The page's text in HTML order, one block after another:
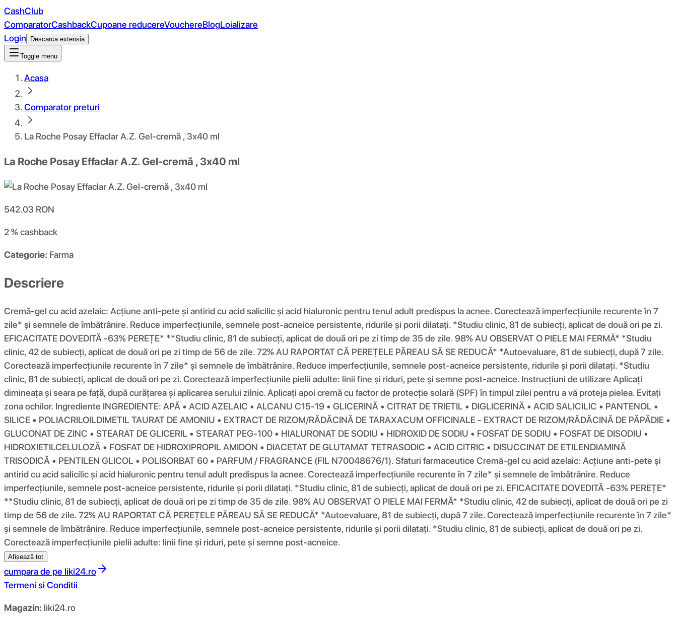
CashClub
ComparatorCashbackCupoane reducereVouchereBlogLoializare
Login
Descarca extensia
Toggle menu
Acasa
Comparator preturi
La Roche Posay Effaclar A.Z. Gel-cremă , 3x40 ml
La Roche Posay Effaclar A.Z. Gel-cremă , 3x40 ml
542.03 RON
2 %cashback
Categorie: Farma
Descriere
Cremă-gel cu acid azelaic: Acțiune anti-pete și antirid cu acid salicilic și acid hialuronic pentru tenul adult predispus la acnee. Corectează imperfecțiunile recurente în 7
zile* și semnele de îmbătrânire. Reduce imperfecțiunile, semnele post-acneice persistente, ridurile și porii dilatați. *Studiu clinic, 81 de subiecți, aplicat de două ori pe zi.
EFICACITATE DOVEDITĂ -63% PEREȚE* **Studiu clinic, 81 de subiecți, aplicat de două ori pe zi timp de 35 de zile. 98% AU OBSERVAT O PIELE MAI FERMĂ* *Studiu
clinic, 42 de subiecți, aplicat de două ori pe zi timp de 56 de zile. 72% AU RAPORTAT CĂ PEREȚELE PĂREAU SĂ SE REDUCĂ* *Autoevaluare, 81 de subiecți, după 7 zile.
Corectează imperfecțiunile recurente în 7 zile* și semnele de îmbătrânire. Reduce imperfecțiunile, semnele post-acneice persistente, ridurile și porii dilatați. *Studiu
clinic, 81 de subiecți, aplicat de două ori pe zi. Corectează imperfecțiunile pielii adulte: linii fine și riduri, pete și semne post-acneice. Instrucțiuni de utilizare Aplicați
dimineața și seara pe față, după curățarea și aplicarea serului zilnic. Aplicați apoi cremă cu factor de protecție solară (SPF) în timpul zilei pentru a vă proteja pielea. Evitați
zona ochilor. Ingrediente INGREDIENTE: APĂ • ACID AZELAIC • ALCANU C15-19 • GLICERINĂ • CITRAT DE TRIETIL • DIGLICERINĂ • ACID SALICILIC • PANTENOL •
SILICE • POLIACRILOILDIMETIL TAURAT DE AMONIU • EXTRACT DE RIZOM/RĂDĂCINĂ DE TARAXACUM OFFICINALE - EXTRACT DE RIZOM/RĂDĂCINĂ DE PĂPĂDIE •
GLUCONAT DE ZINC • STEARAT DE GLICERIL • STEARAT PEG-100 • HIALURONAT DE SODIU • HIDROXID DE SODIU • FOSFAT DE SODIU • FOSFAT DE DISODIU •
HIDROXIETILCELULOZĂ • FOSFAT DE HIDROXIPROPIL AMIDON • DIACETAT DE GLUTAMAT TETRASODIC • ACID CITRIC • DISUCCINAT DE ETILENDIAMINĂ
TRISODICĂ • PENTILEN GLICOL • POLISORBAT 60 • PARFUM / FRAGRANCE (FIL N70048676/1). Sfaturi farmaceutice Cremă-gel cu acid azelaic: Acțiune anti-pete și
antirid cu acid salicilic și acid hialuronic pentru tenul adult predispus la acnee. Corectează imperfecțiunile recurente în 7 zile* și semnele de îmbătrânire. Reduce
imperfecțiunile, semnele post-acneice persistente, ridurile și porii dilatați. *Studiu clinic, 81 de subiecți, aplicat de două ori pe zi. EFICACITATE DOVEDITĂ -63% PEREȚE*
**Studiu clinic, 81 de subiecți, aplicat de două ori pe zi timp de 35 de zile. 98% AU OBSERVAT O PIELE MAI FERMĂ* *Studiu clinic, 42 de subiecți, aplicat de două ori pe zi
timp de 56 de zile. 72% AU RAPORTAT CĂ PEREȚELE PĂREAU SĂ SE REDUCĂ* *Autoevaluare, 81 de subiecți, după 7 zile. Corectează imperfecțiunile recurente în 7 zile*
și semnele de îmbătrânire. Reduce imperfecțiunile, semnele post-acneice persistente, ridurile și porii dilatați. *Studiu clinic, 81 de subiecți, aplicat de două ori pe zi.
Corectează imperfecțiunile pielii adulte: linii fine și riduri, pete și semne post-acneice.
Afișează tot
cumpara de pe liki24.ro
Termeni si Conditii
Magazin: liki24.ro